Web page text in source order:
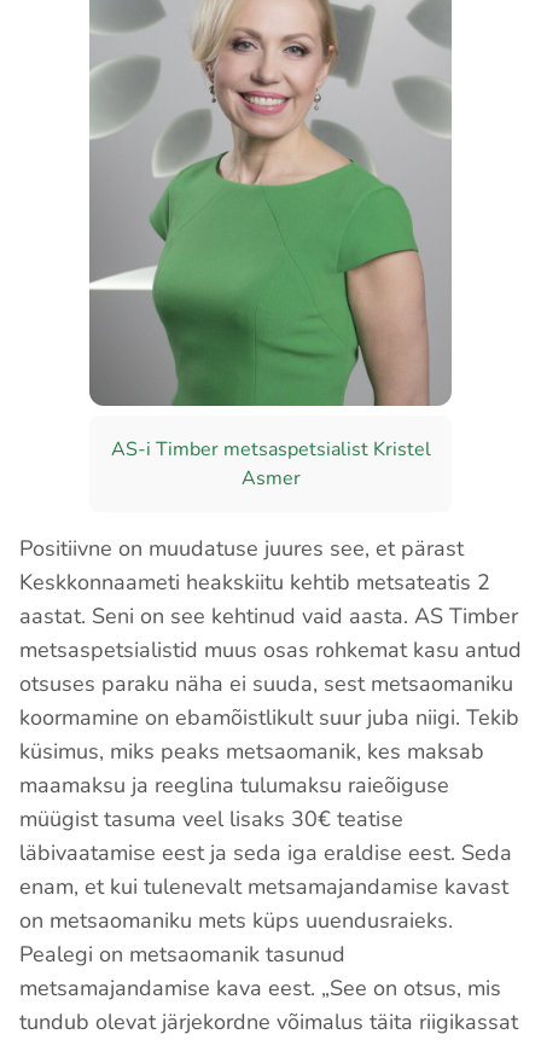
AS-i Timber metsaspetsialist Kristel
Asmer
Positiivne on muudatuse juures see, et pärast
Keskkonnaameti heakskiitu kehtib metsateatis 2
aastat. Seni on see kehtinud vaid aasta. AS Timber
metsaspetsialistid muus osas rohkemat kasu antud
otsuses paraku näha ei suuda, sest metsaomaniku
koormamine on ebamõistlikult suur juba niigi. Tekib
küsimus, miks peaks metsaomanik, kes maksab
maamaksu ja reeglina tulumaksu raieõiguse
müügist tasuma veel lisaks 30€ teatise
läbivaatamise eest ja seda iga eraldise eest. Seda
enam, et kui tulenevalt metsamajandamise kavast
on metsaomaniku mets küps uuendusraieks.
Pealegi on metsaomanik tasunud
metsamajandamise kava eest. „See on otsus, mis
tundub olevat järjekordne võimalus täita riigikassat